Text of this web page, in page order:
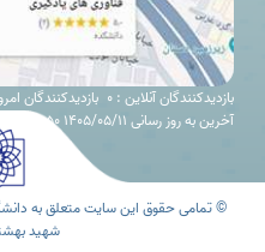
بازدیدکنندگان آنلاین : 0 بازدیدکنندگان امروز
آخرین به روز رسانی 1405/05/11 08:50
© تمامی حقوق این سایت متعلق به
شهید